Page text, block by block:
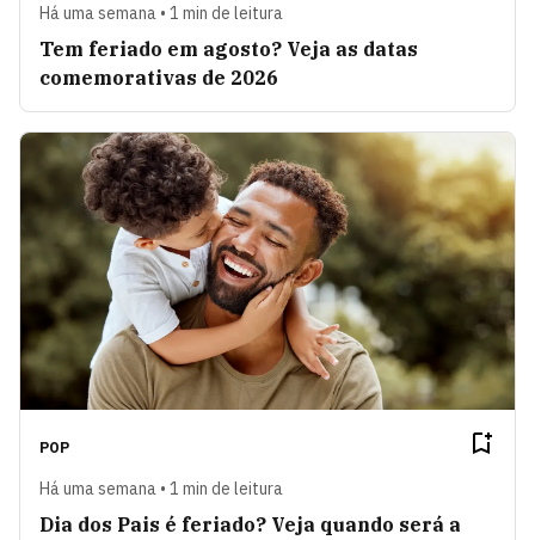
Há uma semana • 1 min de leitura
Tem feriado em agosto? Veja as datas
comemorativas de 2026
POP
Há uma semana • 1 min de leitura
Dia dos Pais é feriado? Veja quando será a